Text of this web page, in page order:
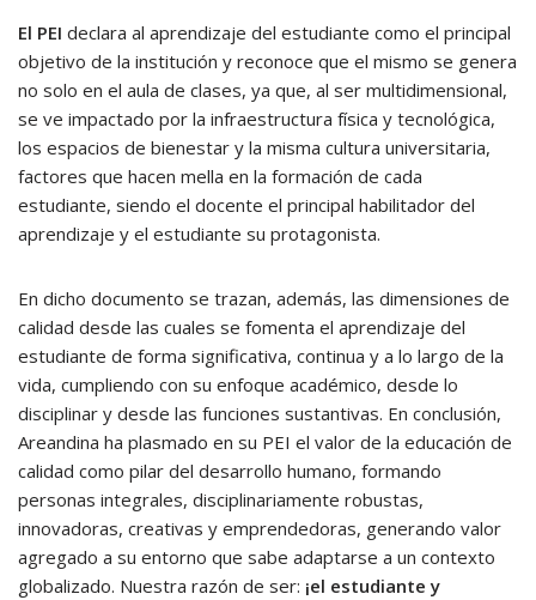
El PEI declara al aprendizaje del estudiante como el principal
objetivo de la institución y reconoce que el mismo se genera
no solo en el aula de clases, ya que, al ser multidimensional,
se ve impactado por la infraestructura física y tecnológica,
los espacios de bienestar y la misma cultura universitaria,
factores que hacen mella en la formación de cada
estudiante, siendo el docente el principal habilitador del
aprendizaje y el estudiante su protagonista.
En dicho documento se trazan, además, las dimensiones de
calidad desde las cuales se fomenta el aprendizaje del
estudiante de forma significativa, continua y a lo largo de la
vida, cumpliendo con su enfoque académico, desde lo
disciplinar y desde las funciones sustantivas. En conclusión,
Areandina ha plasmado en su PEI el valor de la educación de
calidad como pilar del desarrollo humano, formando
personas integrales, disciplinariamente robustas,
innovadoras, creativas y emprendedoras, generando valor
agregado a su entorno que sabe adaptarse a un contexto
globalizado. Nuestra razón de ser: ¡el estudiante y